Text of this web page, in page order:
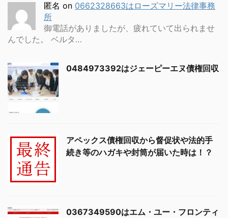
匿名 on 0662328663はローズマリー法律事務
所
御電話がありましたが、疲れていて出られませ
んでした。 ベルタ…
0484973392はジェーピーエヌ債権回収
アペックス債権回収から督促状や法的手
続き等のハガキや封筒が届いた時は！？
0367349590はエム・ユー・フロンティ